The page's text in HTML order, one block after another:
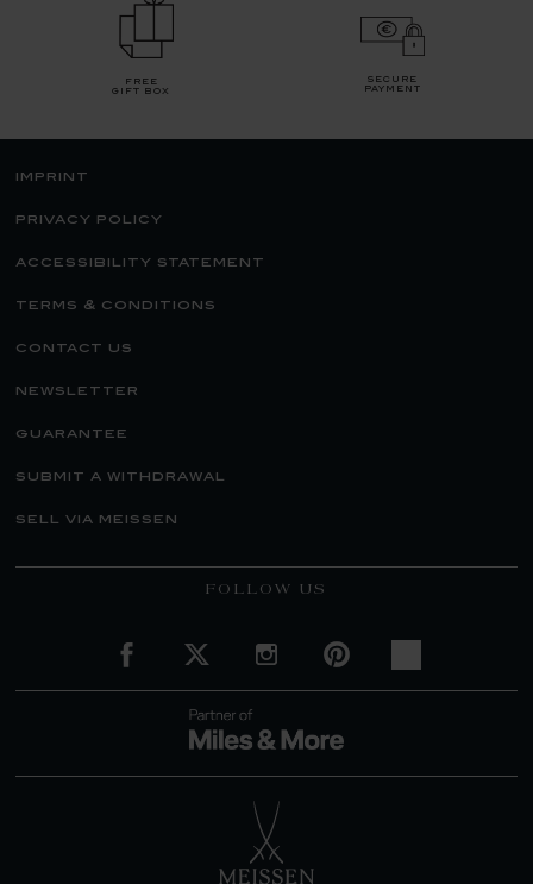
free
gift box
secure
payment
imprint
privacy policy
accessibility statement
terms & conditions
contact us
newsletter
guarantee
submit a withdrawal
sell via meissen
FOLLOW US